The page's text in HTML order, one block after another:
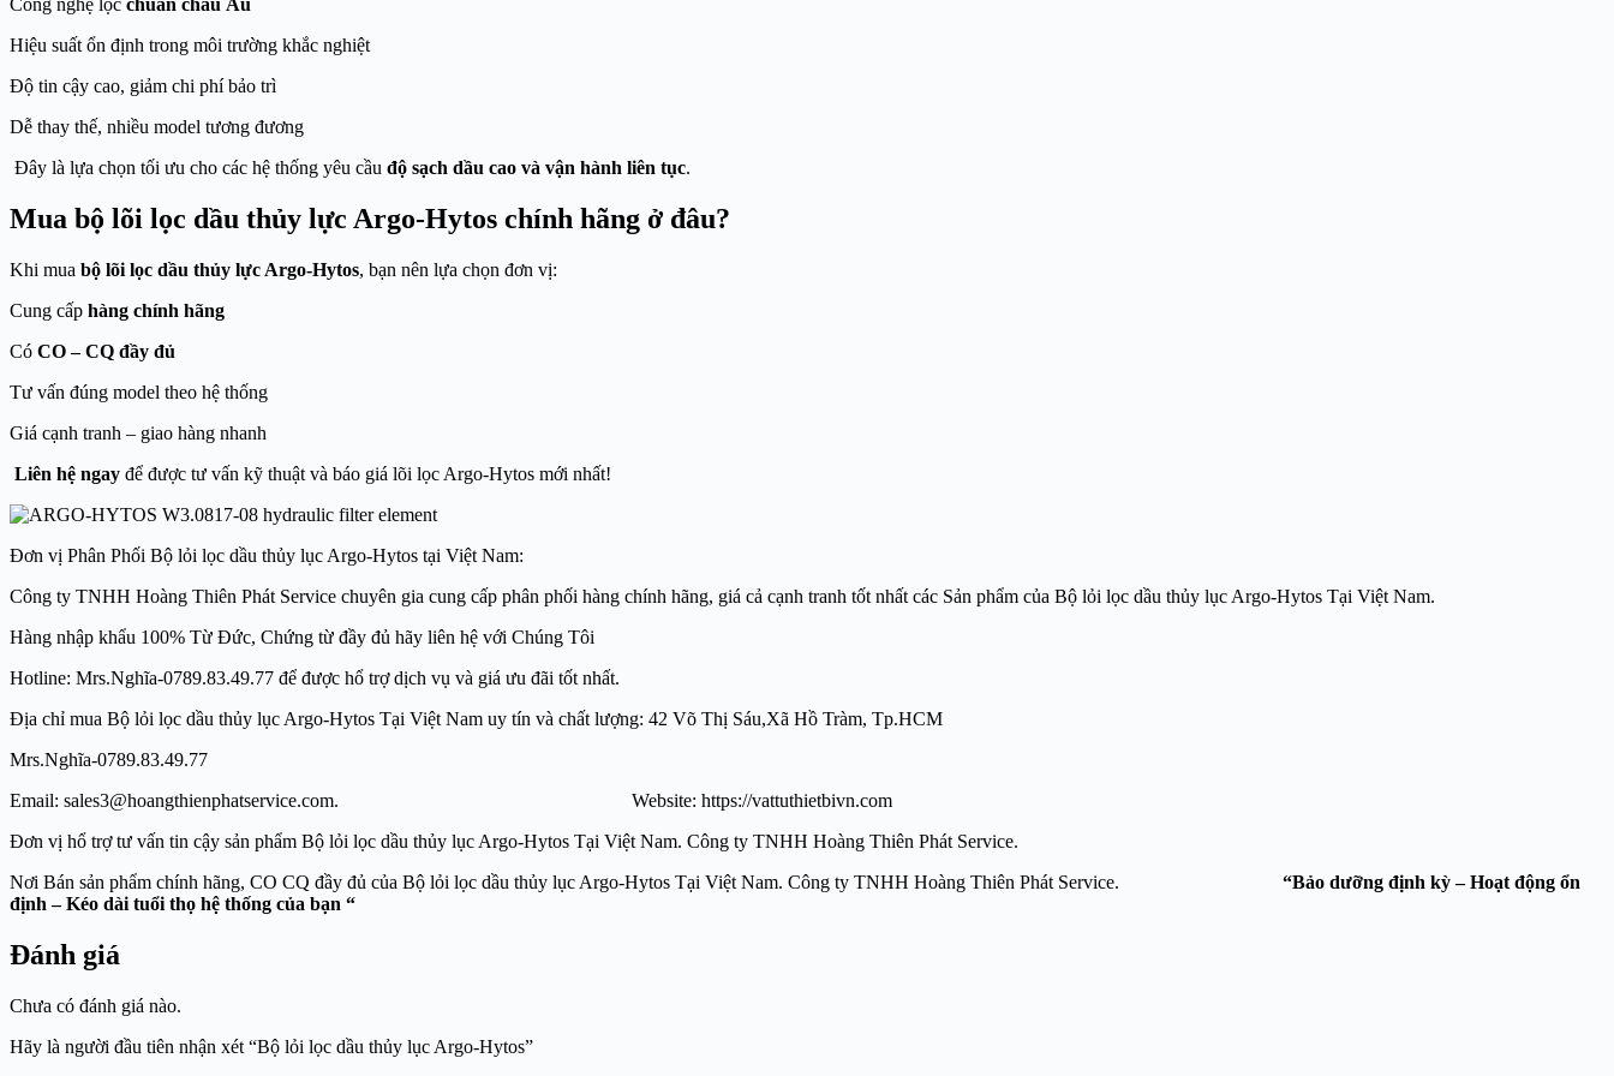
Công nghệ lọc chuẩn châu Âu
Hiệu suất ổn định trong môi trường khắc nghiệt
Độ tin cậy cao, giảm chi phí bảo trì
Dễ thay thế, nhiều model tương đương
Đây là lựa chọn tối ưu cho các hệ thống yêu cầu độ sạch dầu cao và vận hành liên tục.
Mua bộ lõi lọc dầu thủy lực Argo-Hytos chính hãng ở đâu?
Khi mua bộ lõi lọc dầu thủy lực Argo-Hytos, bạn nên lựa chọn đơn vị:
Cung cấp hàng chính hãng
Có CO – CQ đầy đủ
Tư vấn đúng model theo hệ thống
Giá cạnh tranh – giao hàng nhanh
Liên hệ ngay để được tư vấn kỹ thuật và báo giá lõi lọc Argo-Hytos mới nhất!
Đơn vị Phân Phối Bộ lỏi lọc dầu thủy lục Argo-Hytos tại Việt Nam:
Công ty TNHH Hoàng Thiên Phát Service chuyên gia cung cấp phân phối hàng chính hãng, giá cả cạnh tranh tốt nhất các Sản phẩm của Bộ lỏi lọc dầu thủy lục Argo-Hytos Tại Việt Nam.
Hàng nhập khẩu 100% Từ Đức, Chứng từ đầy đủ hãy liên hệ với Chúng Tôi
Hotline: Mrs.Nghĩa-0789.83.49.77 để được hổ trợ dịch vụ và giá ưu đãi tốt nhất.
Địa chỉ mua Bộ lỏi lọc dầu thủy lục Argo-Hytos Tại Việt Nam uy tín và chất lượng: 42 Võ Thị Sáu,Xã Hồ Tràm, Tp.HCM
Mrs.Nghĩa-0789.83.49.77
Email: sales3@hoangthienphatservice.com. Website: https://vattuthietbivn.com
Đơn vị hổ trợ tư vấn tin cậy sản phẩm Bộ lỏi lọc dầu thủy lục Argo-Hytos Tại Việt Nam. Công ty TNHH Hoàng Thiên Phát Service.
Nơi Bán sản phẩm chính hãng, CO CQ đầy đủ của Bộ lỏi lọc dầu thủy lục Argo-Hytos Tại Việt Nam. Công ty TNHH Hoàng Thiên Phát Service. “Bảo dưỡng định kỳ – Hoạt động ổn
định – Kéo dài tuổi thọ hệ thống của bạn “
Đánh giá
Chưa có đánh giá nào.
Hãy là người đầu tiên nhận xét “Bộ lỏi lọc dầu thủy lục Argo-Hytos”